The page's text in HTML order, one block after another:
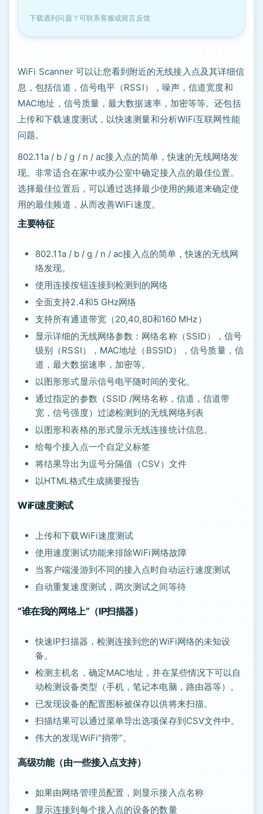
下载遇到问题？可联系客服或留言反馈
WiFi Scanner 可以让您看到附近的无线接入点及其详细信
息，包括信道，信号电平（RSSI），噪声，信道宽度和
MAC地址，信号质量，最大数据速率，加密等等。还包括
上传和下载速度测试，以快速测量和分析WiFi互联网性能
问题。
802.11a / b / g / n / ac接入点的简单，快速的无线网络发
现。非常适合在家中或办公室中确定接入点的最佳位置。
选择最佳位置后，可以通过选择最少使用的频道来确定使
用的最佳频道，从而改善WiFi速度。
主要特征
802.11a / b / g / n / ac接入点的简单，快速的无线网
络发现。
使用连接按钮连接到检测到的网络
全面支持2.4和5 GHz网络
支持所有通道带宽（20,40,80和160 MHz）
显示详细的无线网络参数：网络名称（SSID），信号
级别（RSSI），MAC地址（BSSID），信号质量，信
道，最大数据速率，加密等。
以图形形式显示信号电平随时间的变化。
通过指定的参数（SSID /网络名称，信道，信道带
宽，信号强度）过滤检测到的无线网络列表
以图形和表格的形式显示无线连接统计信息。
给每个接入点一个自定义标签
将结果导出为逗号分隔值（CSV）文件
以HTML格式生成摘要报告
WiFi速度测试
上传和下载WiFi速度测试
使用速度测试功能来排除WiFi网络故障
当客户端漫游到不同的接入点时自动运行速度测试
自动重复速度测试，两次测试之间等待
“谁在我的网络上”（IP扫描器）
快速IP扫描器，检测连接到您的WiFi网络的未知设
备。
检测主机名，确定MAC地址，并在某些情况下可以自
动检测设备类型（手机，笔记本电脑，路由器等）。
已发现设备的配置图标被保存以供将来扫描。
扫描结果可以通过菜单导出选项保存到CSV文件中。
伟大的发现WiFi“捎带”。
高级功能（由一些接入点支持）
如果由网络管理员配置，则显示接入点名称
显示连接到每个接入点的设备的数量